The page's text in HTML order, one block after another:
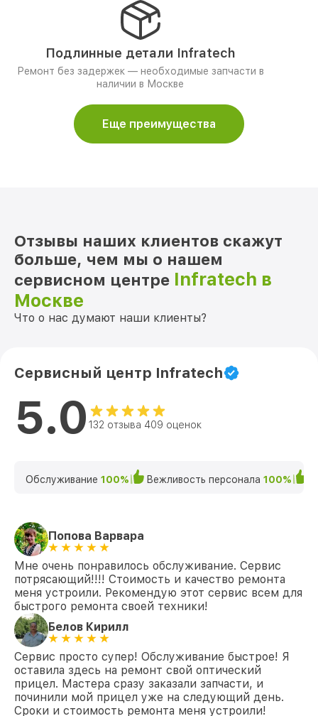
Подлинные детали Infratech
Ремонт без задержек — необходимые запчасти в
наличии в Москве
Еще преимущества
Отзывы наших клиентов скажут
больше, чем мы о нашем
сервисном центре Infratech в
Москве
Что о нас думают наши клиенты?
Сервисный центр Infratech
5.0 132 отзыва 409 оценок
Обслуживание 100% Вежливость персонала 100%
Попова Варвара
Мне очень понравилось обслуживание. Сервис
потрясающий!!!! Стоимость и качество ремонта
меня устроили. Рекомендую этот сервис всем для
быстрого ремонта своей техники!
Белов Кирилл
Сервис просто супер! Обслуживание быстрое! Я
оставила здесь на ремонт свой оптический
прицел. Мастера сразу заказали запчасти, и
починили мой прицел уже на следующий день.
Сроки и стоимость ремонта меня устроили!